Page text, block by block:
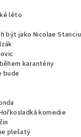
léto
být jako Nicolae Stanciu
karantény
bude
komedie
plešatý